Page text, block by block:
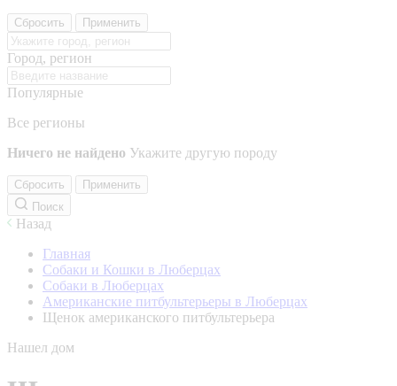
Сбросить Применить
Город, регион
Популярные
Все регионы
Ничего не найдено Укажите другую породу
Сбросить
Применить
Поиск
Назад
Главная
Собаки и Кошки в Люберцах
Собаки в Люберцах
Американские питбультерьеры в Люберцах
Щенок американского питбультерьера
Нашел дом